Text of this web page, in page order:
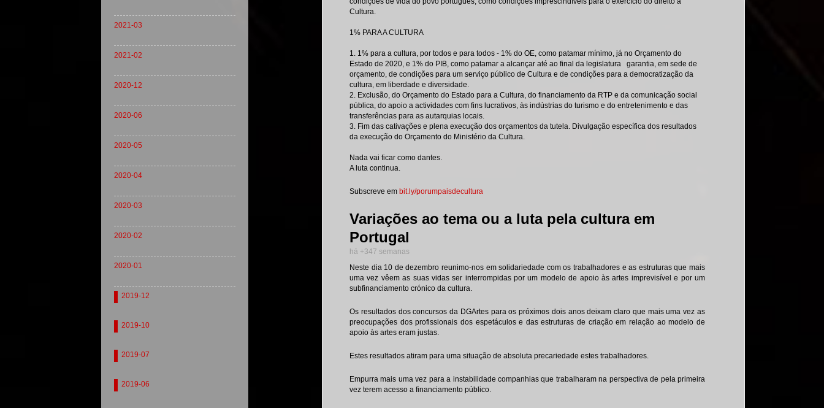
2021-03
2021-02
2020-12
2020-06
2020-05
2020-04
2020-03
2020-02
2020-01
2019-12
2019-10
2019-07
2019-06
Cultura.
1% PARA A CULTURA
1. 1% para a cultura, por todos e para todos - 1% do OE, como patamar mínimo, já no Orçamento do
Estado de 2020, e 1% do PIB, como patamar a alcançar até ao final da legislatura  garantia, em sede de
orçamento, de condições para um serviço público de Cultura e de condições para a democratização da
cultura, em liberdade e diversidade.
2. Exclusão, do Orçamento do Estado para a Cultura, do financiamento da RTP e da comunicação social
pública, do apoio a actividades com fins lucrativos, às indústrias do turismo e do entretenimento e das
transferências para as autarquias locais.
3. Fim das cativações e plena execução dos orçamentos da tutela. Divulgação específica dos resultados
da execução do Orçamento do Ministério da Cultura.
Nada vai ficar como dantes.
A luta continua.
Subscreve em bit.ly/porumpaisdecultura
Variações ao tema ou a luta pela cultura em
Portugal
há +347 semanas
Neste dia 10 de dezembro reunimo-nos em solidariedade com os trabalhadores e as estruturas que mais
uma vez vêem as suas vidas ser interrompidas por um modelo de apoio às artes imprevisível e por um
subfinanciamento crónico da cultura.
Os resultados dos concursos da DGArtes para os próximos dois anos deixam claro que mais uma vez as
preocupações dos profissionais dos espetáculos e das estruturas de criação em relação ao modelo de
apoio às artes eram justas.
Estes resultados atiram para uma situação de absoluta precariedade estes trabalhadores.
Empurra mais uma vez para a instabilidade companhias que trabalharam na perspectiva de pela primeira
vez terem acesso a financiamento público.